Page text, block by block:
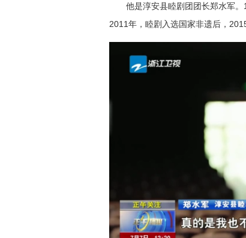
他是淳安县睦剧团团长郑水军
2011年，睦剧入选国家非遗后，